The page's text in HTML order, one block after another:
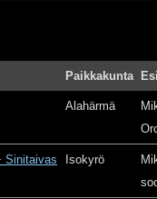
Paikkakunta
Alahärmä
Sinitaivas Isokyrö